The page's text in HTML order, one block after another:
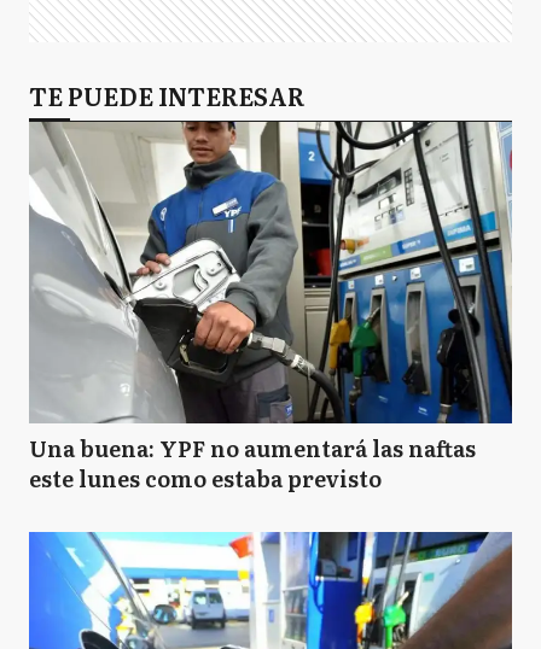
TE PUEDE INTERESAR
Una buena: YPF no aumentará las naftas
este lunes como estaba previsto